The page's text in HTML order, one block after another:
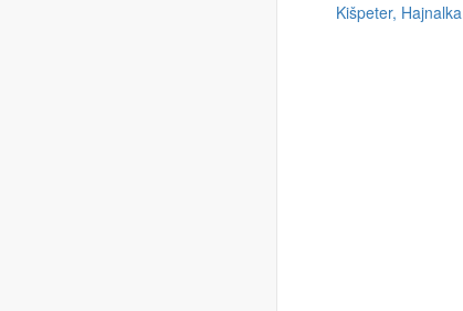
Kišpeter, Hajnalka